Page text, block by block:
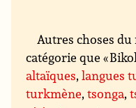
Autres choses
catégorie que «
altaïques,langues
turkmène,tsonga,